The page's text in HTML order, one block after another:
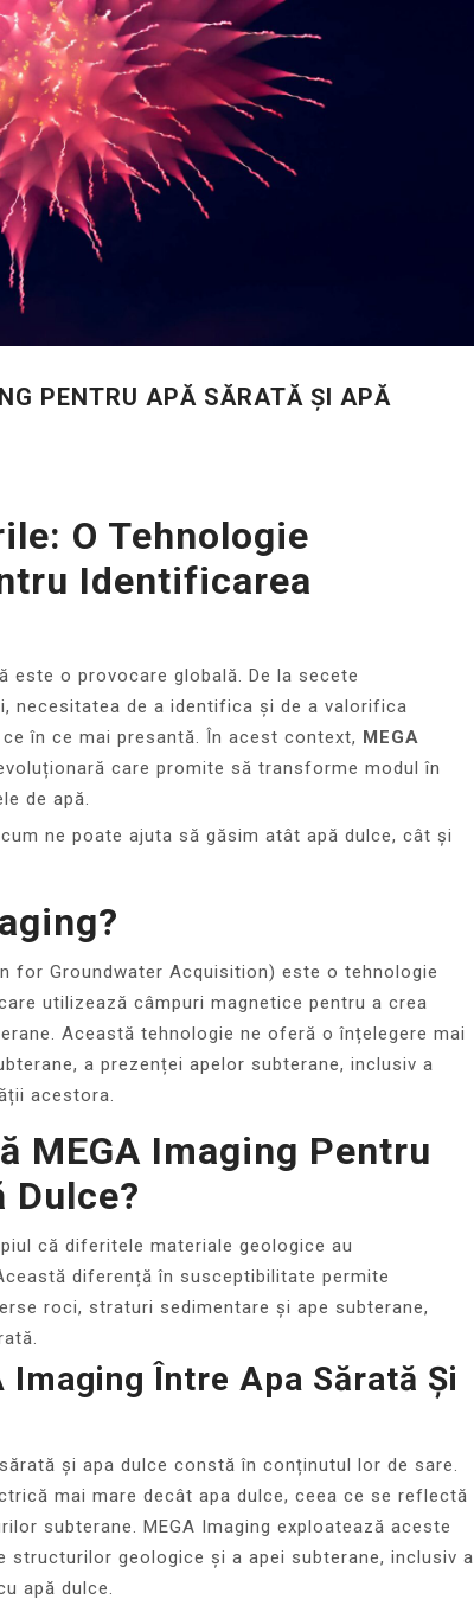
PENTRU APĂ SĂRATĂ ȘI APĂ
O Tehnologie
Identificarea
este o provocare globală. De la secete
necesitatea de a identifica și de a valorifica
în ce mai presantă. În acest context, MEGA
care promite să transforme modul în
de apă.
ne poate ajuta să găsim atât apă dulce, cât și
for Groundwater Acquisition) este o tehnologie
utilizează câmpuri magnetice pentru a crea
Această tehnologie ne oferă o înțelegere mai
a prezenței apelor subterane, inclusiv a
acestora.
MEGA Imaging Pentru
Dulce?
că diferitele materiale geologice au
diferență în susceptibilitate permite
roci, straturi sedimentare și ape subterane,
Imaging Între Apa Sărată Și
și apa dulce constă în conținutul lor de sare.
mai mare decât apa dulce, ceea ce se reflectă
subterane. MEGA Imaging exploatează aceste
structurilor geologice și a apei subterane, inclusiv a
apă dulce.